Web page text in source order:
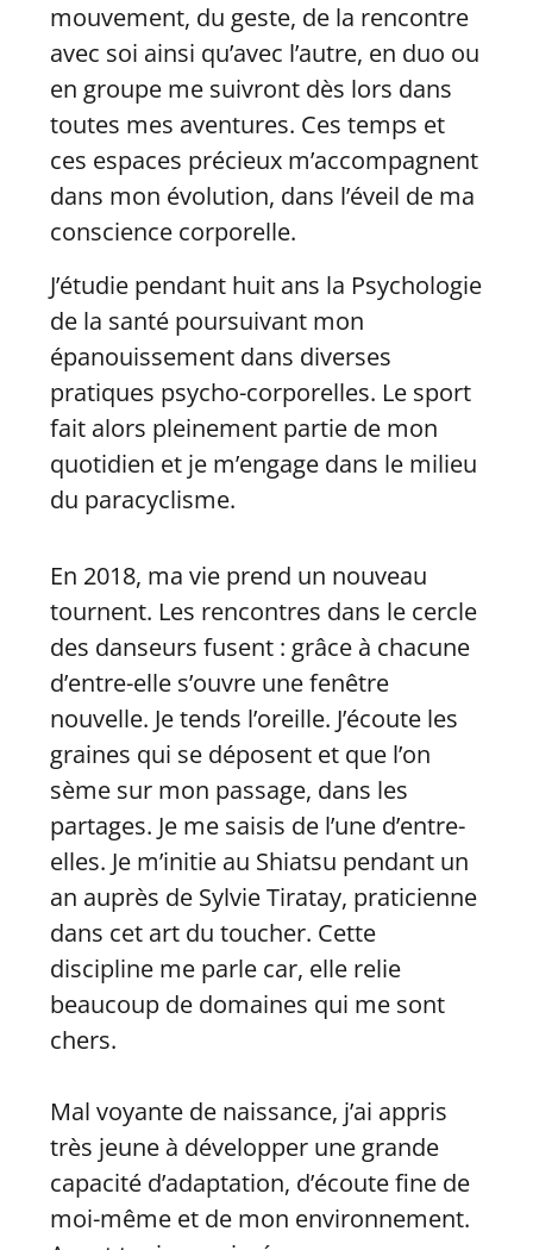
mouvement, du geste, de la rencontre
avec soi ainsi qu’avec l’autre, en duo ou
en groupe me suivront dès lors dans
toutes mes aventures. Ces temps et
ces espaces précieux m’accompagnent
dans mon évolution, dans l’éveil de ma
conscience corporelle.
J’étudie pendant huit ans la Psychologie
de la santé poursuivant mon
épanouissement dans diverses
pratiques psycho-corporelles. Le sport
fait alors pleinement partie de mon
quotidien et je m’engage dans le milieu
du paracyclisme.
En 2018, ma vie prend un nouveau
tournent. Les rencontres dans le cercle
des danseurs fusent : grâce à chacune
d’entre-elle s’ouvre une fenêtre
nouvelle. Je tends l’oreille. J’écoute les
graines qui se déposent et que l’on
sème sur mon passage, dans les
partages. Je me saisis de l’une d’entre-
elles. Je m’initie au Shiatsu pendant un
an auprès de Sylvie Tiratay, praticienne
dans cet art du toucher. Cette
discipline me parle car, elle relie
beaucoup de domaines qui me sont
chers.
Mal voyante de naissance, j’ai appris
très jeune à développer une grande
capacité d’adaptation, d’écoute fine de
moi-même et de mon environnement.